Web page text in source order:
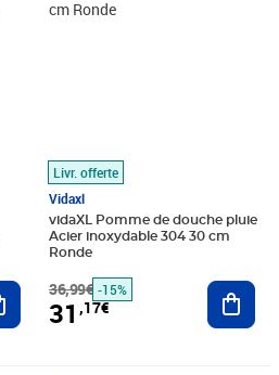
Ajouter au panier
Livr. offerte
Vidaxl
vidaXL Pomme de douche pluie
Acier inoxydable 304 30 cm
Ronde
36,99€ -15%
31 ,17€